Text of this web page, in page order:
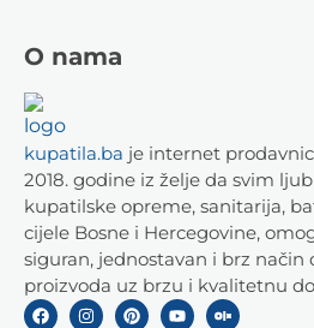
O nama
kupatila.ba je internet
2018. godine iz želje da svim
kupatilske opreme, sanitarija,
cijele Bosne i Hercegovine,
siguran, jednostavan i brz način
proizvoda uz brzu i kvalitetnu